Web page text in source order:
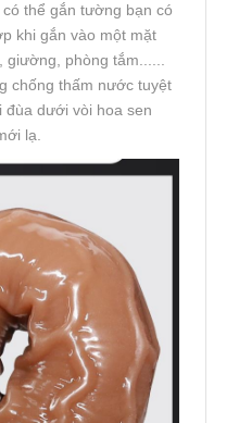
thể gắn tường bạn có
khi gắn vào một mặt
phòng tắm......
chống thấm nước tuyệt
đùa dưới vòi hoa sen
lạ.